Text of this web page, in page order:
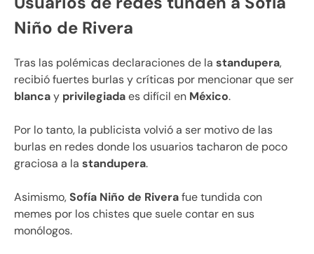
Niño de Rivera
Tras las polémicas declaraciones de la standupera,
recibió fuertes burlas y críticas por mencionar que ser
blancay privilegiadaes difícil en México.
Por lo tanto, la publicista volvió a ser motivo de las
burlas en redes donde los usuarios tacharon de poco
graciosa a la standupera.
Asimismo,Sofía Niño de Riverafue tundida con
memes por los chistes que suele contar en sus
monólogos.